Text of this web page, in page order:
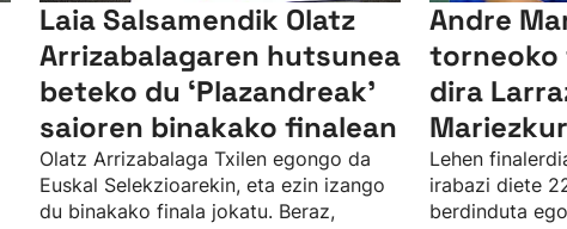
Laia Salsamendik Olatz
Arrizabalagaren hutsunea
beteko du ‘Plazandreak'
saioren binakako finalean
Olatz Arrizabalaga Txilen egongo da
Euskal Selekzioarekin, eta ezin izango
du binakako finala jokatu. Beraz,
Andre
torneoko
dira
Lehen
irabazi diete
berdinduta